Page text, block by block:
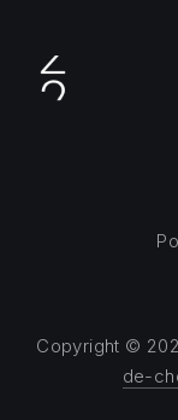
Copyright ©
de-